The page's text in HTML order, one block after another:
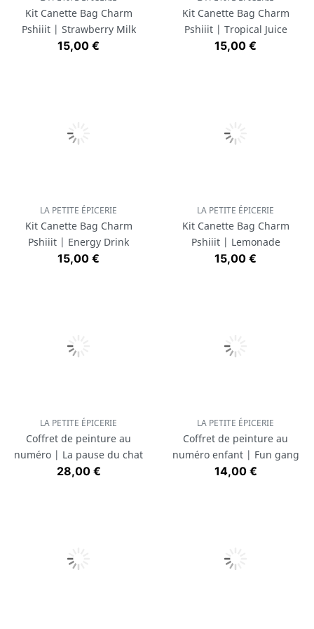
Kit Canette Bag Charm
Pshiiit | Strawberry Milk
Prix
15,00 €
Kit Canette Bag Charm
Pshiiit | Tropical Juice
Prix
15,00 €
LA PETITE ÉPICERIE
Kit Canette Bag Charm
Pshiiit | Energy Drink
Prix
15,00 €
LA PETITE ÉPICERIE
Kit Canette Bag Charm
Pshiiit | Lemonade
Prix
15,00 €
LA PETITE ÉPICERIE
Coffret de peinture au
numéro | La pause du chat
Prix
28,00 €
LA PETITE ÉPICERIE
Coffret de peinture au
numéro enfant | Fun gang
Prix
14,00 €